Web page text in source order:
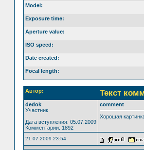
Model:
Exposure time:
Aperture value:
ISO speed:
Date created:
Focal length:
Автор: Текст
dedok
Участник
Дата вступления: 05.07.2009
Комментарии: 1892
comment
Хорошая
21.07.2009 23:54